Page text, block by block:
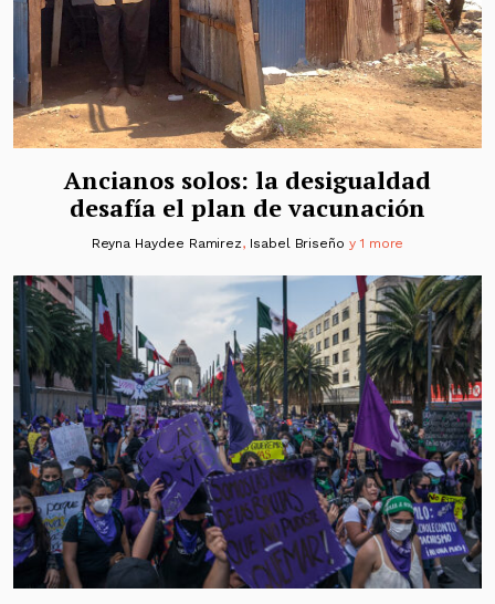
Ancianos solos: la desigualdad
desafía el plan de vacunación
Reyna Haydee Ramirez, Isabel Briseño y 1 more